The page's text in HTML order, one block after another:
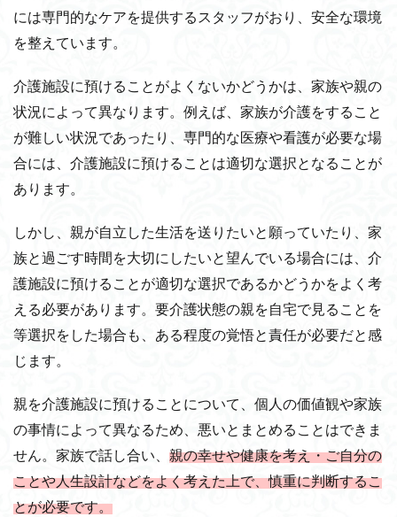
には専門的なケアを提供するスタッフがおり、安全な環境
を整えています。
介護施設に預けることがよくないかどうかは、家族や親の
状況によって異なります。例えば、家族が介護をすること
が難しい状況であったり、専門的な医療や看護が必要な場
合には、介護施設に預けることは適切な選択となることが
あります。
しかし、親が自立した生活を送りたいと願っていたり、家
族と過ごす時間を大切にしたいと望んでいる場合には、介
護施設に預けることが適切な選択であるかどうかをよく考
える必要があります。要介護状態の親を自宅で見ることを
等選択をした場合も、ある程度の覚悟と責任が必要だと感
じます。
親を介護施設に預けることについて、個人の価値観や家族
の事情によって異なるため、悪いとまとめることはできま
せん。家族で話し合い、 親の幸せや健康を考え・ご自分の
ことや人生設計などをよく考えた上で、慎重に判断するこ
とが必要です。